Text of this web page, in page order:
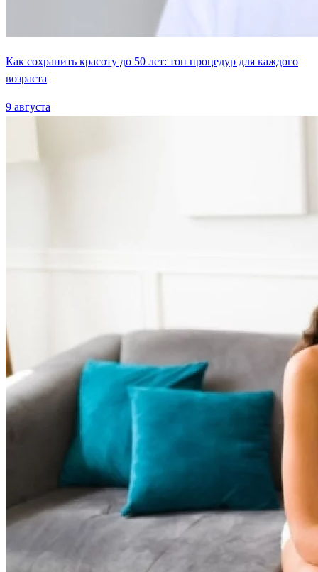
Как сохранить красоту до 50 лет: топ процедур для каждого
возраста
9 августа